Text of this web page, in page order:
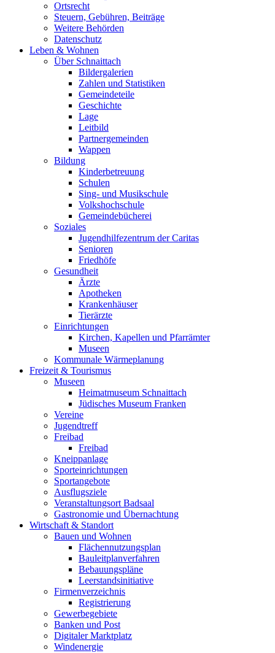
Ortsrecht
Steuern, Gebühren, Beiträge
Weitere Behörden
Datenschutz
Leben & Wohnen
Über Schnaittach
Bildergalerien
Zahlen und Statistiken
Gemeindeteile
Geschichte
Lage
Leitbild
Partnergemeinden
Wappen
Bildung
Kinderbetreuung
Schulen
Sing- und Musikschule
Volkshochschule
Gemeindebücherei
Soziales
Jugendhilfezentrum der Caritas
Senioren
Friedhöfe
Gesundheit
Ärzte
Apotheken
Krankenhäuser
Tierärzte
Einrichtungen
Kirchen, Kapellen und Pfarrämter
Museen
Kommunale Wärmeplanung
Freizeit & Tourismus
Museen
Heimatmuseum Schnaittach
Jüdisches Museum Franken
Vereine
Jugendtreff
Freibad
Freibad
Kneippanlage
Sporteinrichtungen
Sportangebote
Ausflugsziele
Veranstaltungsort Badsaal
Gastronomie und Übernachtung
Wirtschaft & Standort
Bauen und Wohnen
Flächennutzungsplan
Bauleitplanverfahren
Bebauungspläne
Leerstandsinitiative
Firmenverzeichnis
Registrierung
Gewerbegebiete
Banken und Post
Digitaler Marktplatz
Windenergie